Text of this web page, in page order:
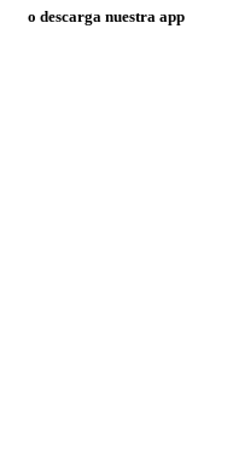
o descarga nuestra app